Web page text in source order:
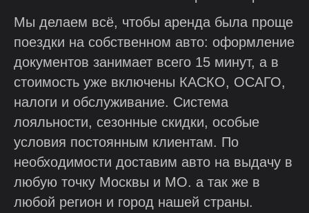
Мы делаем всё, чтобы аренда была проще
поездки на собственном авто: оформление
документов занимает всего 15 минут, а в
стоимость уже включены КАСКО, ОСАГО,
налоги и обслуживание. Система
лояльности, сезонные скидки, особые
условия постоянным клиентам. По
необходимости доставим авто на выдачу в
любую точку Москвы и МО. а так же в
любой регион и город нашей страны.